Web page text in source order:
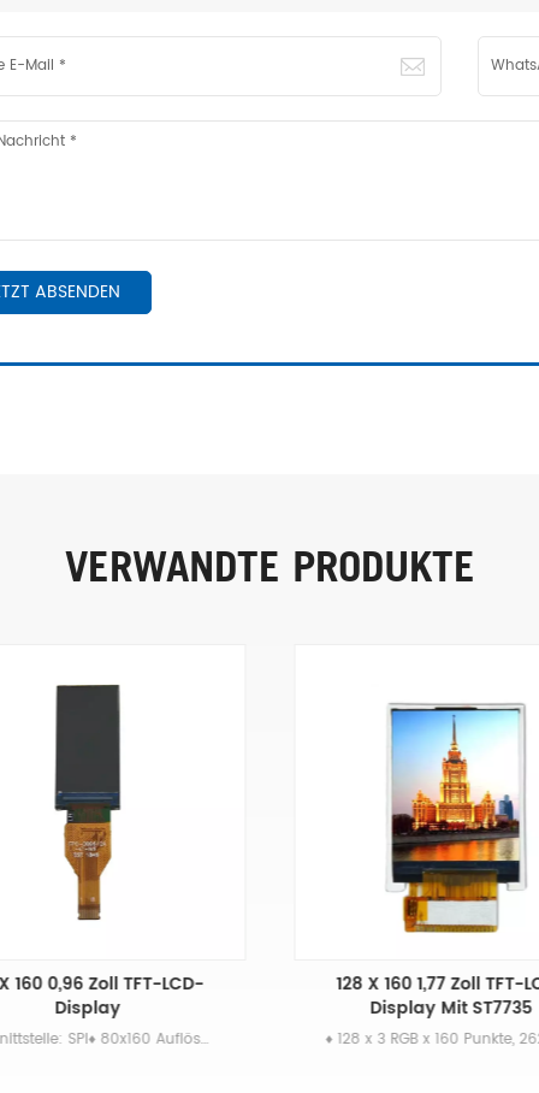
ABSENDEN
VERWANDTE PRODUKTE
160 0,96 Zoll TFT-LCD-
Display
♦ Schnittstelle: SPI♦ 80x160 Auflösung♦ Freier Betrachtungswinkel♦ Kleines Mini-LCD-Display♦Beliebt für tragbare Geräte
128 X 160 1,77 Zoll TFT-
Display Mit ST7735